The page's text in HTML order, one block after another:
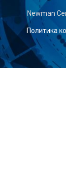
Newman
Политика